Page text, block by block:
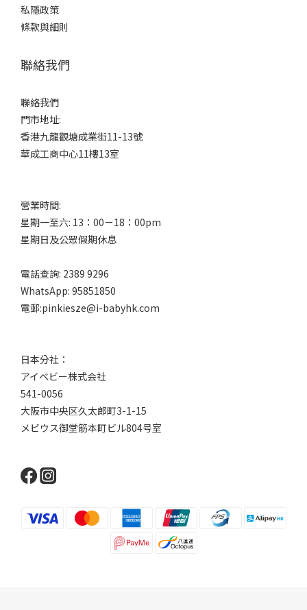
私隱政策
條款與細則
聯絡我們
聯絡我們
門市地址:
香港九龍觀塘成業街11-13號
華成工商中心11樓13室
營業時間:
星期一至六: 13：00－18：00pm
星期日及公眾假期休息
電話查詢: 2389 9296
WhatsApp: 95851850
電郵:pinkiesze@i-babyhk.com
日本分社：
アイベビー株式会社
541-0056
大阪市中央区久太郎町3-1-15
メビウス御堂筋本町ビル804号室